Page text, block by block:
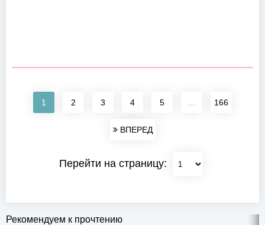
1 2 3 4 5 166
ВПЕРЕД
Перейти на страницу:
Рекомендуем к прочтению